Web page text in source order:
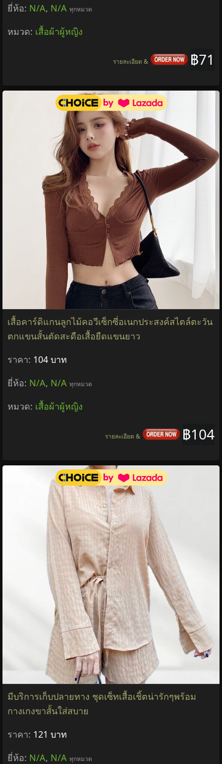
ยี่ห้อ: N/A, N/A ทุกหมวด
หมวด: เสื้อผ้าผู้หญิง
฿71
รายละเอียด &
เสื้อคาร์ดิแกนลูกไม้คอวีเซ็กซี่อเนกประสงค์สไตล์ตะวัน
ตกแขนสั้นตัดสะดือเสื้อยืดแขนยาว
ราคา: 104 บาท
ยี่ห้อ: N/A, N/A ทุกหมวด
หมวด: เสื้อผ้าผู้หญิง
฿104
รายละเอียด &
มีบริการเก็บปลายทาง ชุดเซ็ทเสื้อเชิ้ตน่ารักๆพร้อม
กางเกงขาสั้นใส่สบาย
ราคา: 121 บาท
ยี่ห้อ: N/A, N/A ทุกหมวด